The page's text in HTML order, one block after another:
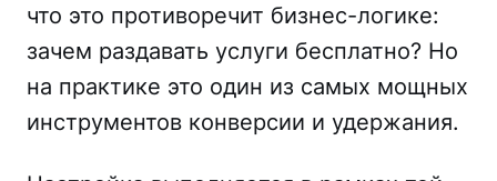
что это противоречит бизнес-логике:
зачем раздавать услуги бесплатно? Но
на практике это один из самых мощных
инструментов конверсии и удержания.